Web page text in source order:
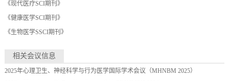
《现代医疗SCI期刊》
《健康医学SCI期刊》
《生物医学SSCI期刊》
相关会议信息
2025年心理卫生、神经科学与行为医学国际学术会议（MHNBM 2025）